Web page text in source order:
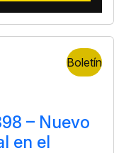
Boletín
– Nuevo
en el